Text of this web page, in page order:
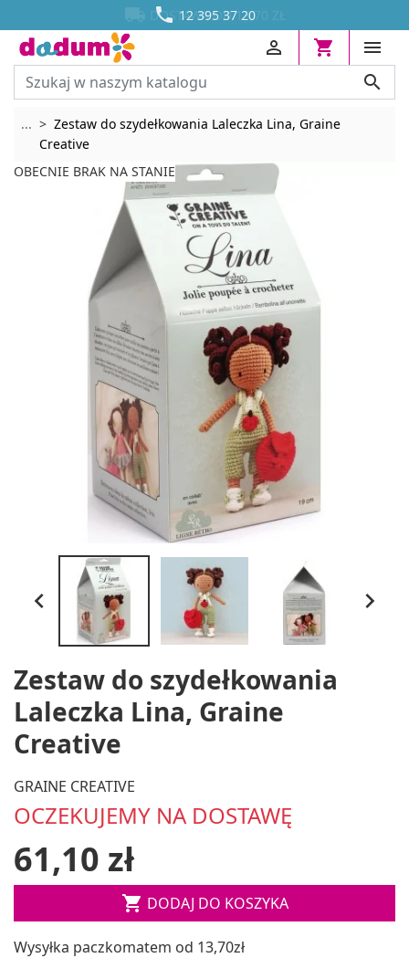
 12 395 37 20
 DOSTAWA OD 13,70 ZŁ






... Rozwiń breadcrumbs
Zestaw do szydełkowania Laleczka Lina, Graine
Creative
OBECNIE BRAK NA STANIE
 
Zestaw do szydełkowania
Laleczka Lina, Graine
Creative
GRAINE CREATIVE
OCZEKUJEMY NA DOSTAWĘ
61,10 zł
 DODAJ DO KOSZYKA
Wysyłka paczkomatem od 13,70zł